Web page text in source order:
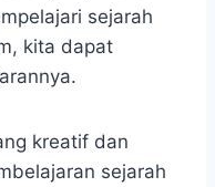
sejarah
kita dapat
kreatif dan
sejarah